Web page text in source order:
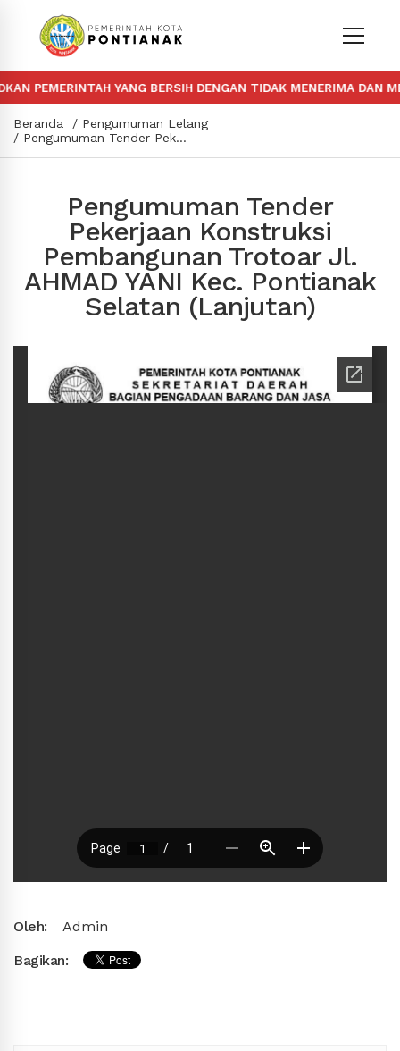
PEMERINTAH YANG BERSIH DENGAN TIDAK MENERIMA DAN
Beranda
Pengumuman Lelang
Pengumuman Tender Pekerjaan Konstruksi Pembangunan Trotoar Jl. AHMAD YANI Kec. Pontianak Selatan (Lanjutan)
Pengumuman Tender
Pekerjaan Konstruksi
Pembangunan Trotoar Jl.
AHMAD YANI Kec. Pontianak
Selatan (Lanjutan)
Oleh:
Admin
Bagikan: